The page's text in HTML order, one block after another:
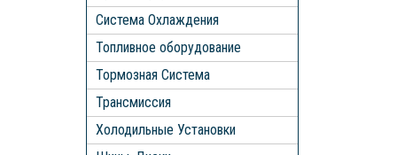
Система Охлаждения
Топливное оборудование
Тормозная Система
Трансмиссия
Холодильные Установки